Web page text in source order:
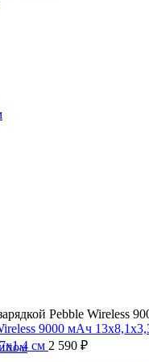
Pebble Wireless
см 2 590 ₽